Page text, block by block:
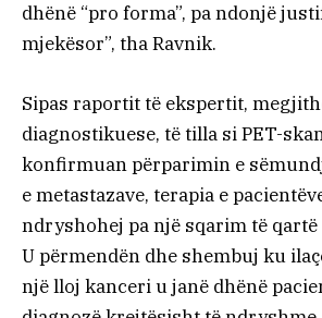
dhënë “pro forma”, pa ndonjë
mjekësor”, tha Ravnik.
Sipas raportit të ekspertit,
diagnostikuese, të tilla si PET-
konfirmuan përparimin e
e metastazave, terapia e
ndryshohej pa një sqarim të
U përmendën dhe shembuj ku
një lloj kanceri u janë dhënë